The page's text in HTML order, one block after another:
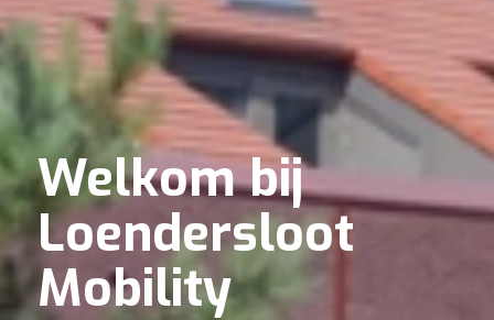
Welkom bij
Loendersloot
Mobility